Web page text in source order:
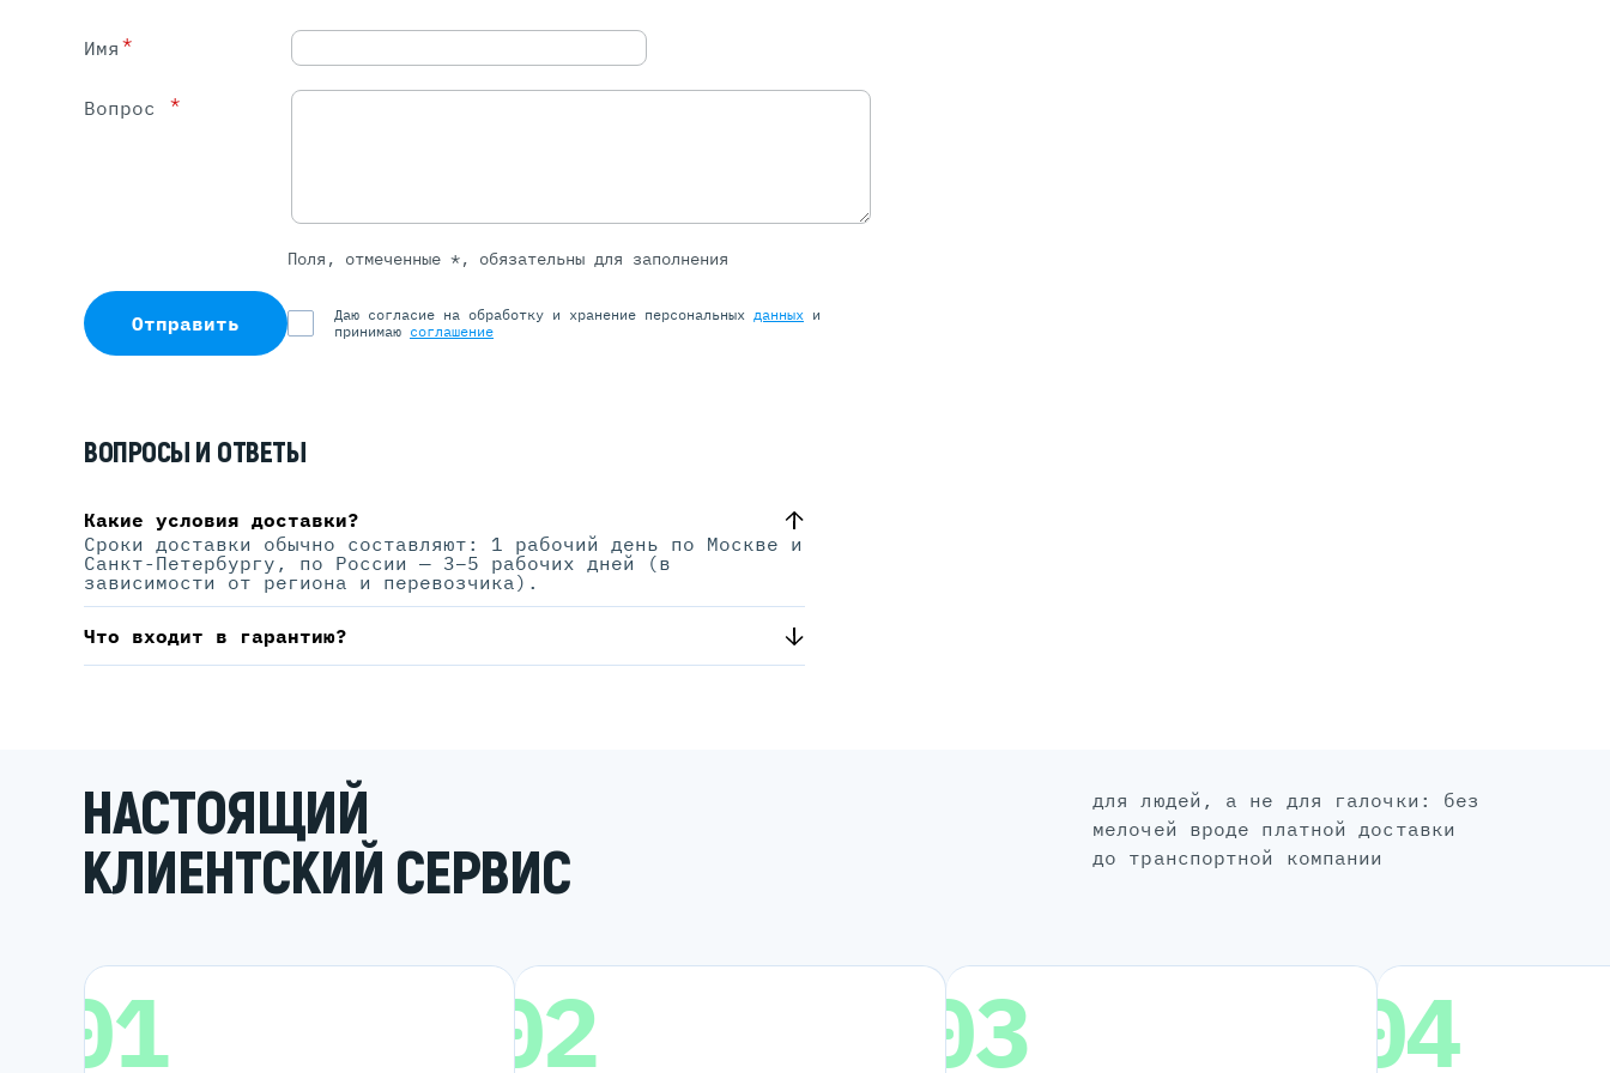
Имя *
Вопрос *
Поля, отмеченные *, обязательны для заполнения
Отправить Даю согласие на обработку и хранение персональных данных и
принимаю соглашение
ВОПРОСЫ И ОТВЕТЫ
Какие условия доставки?
Сроки доставки обычно составляют: 1 рабочий день по Москве и
Санкт-Петербургу, по России — 3–5 рабочих дней (в
зависимости от региона и перевозчика).
Что входит в гарантию?
НАСТОЯЩИЙ
КЛИЕНТСКИЙ СЕРВИС
для людей, а не для галочки: без
мелочей вроде платной доставки
до транспортной компании
01 02 03 04